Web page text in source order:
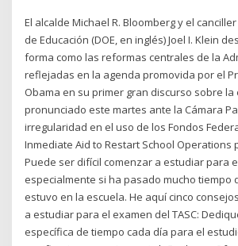
El alcalde Michael R. Bloomberg y el
de Educación (DOE, en inglés) Joel I. Klein
forma como las reformas centrales de la
reflejadas en la agenda promovida por el
Obama en su primer gran discurso sobre la
pronunciado este martes ante la Cámara
irregularidad en el uso de los Fondos
Inmediate Aid to Restart School Operations
Puede ser difícil comenzar a estudiar para
especialmente si ha pasado mucho tiempo
estuvo en la escuela. He aquí cinco
a estudiar para el examen del TASC:
específica de tiempo cada día para el